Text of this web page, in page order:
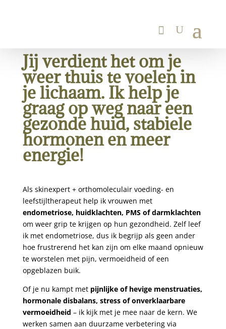
Jij verdient het om je
weer thuis te voelen in
je lichaam. Ik help je
graag op weg naar een
gezonde huid, stabiele
hormonen en meer
energie!
Als skinexpert + orthomoleculair voeding- en
leefstijltherapeut help ik vrouwen met
endometriose, huidklachten, PMS of darmklachten
om weer grip te krijgen op hun gezondheid. Zelf leef
ik met endometriose, dus ik begrijp als geen ander
hoe frustrerend het kan zijn om elke maand opnieuw
te worstelen met pijn, vermoeidheid of een
opgeblazen buik.
Of je nu kampt met pijnlijke of hevige menstruaties,
hormonale disbalans, stress of onverklaarbare
vermoeidheid – ik kijk met je mee naar de kern. We
werken samen aan duurzame verbetering via